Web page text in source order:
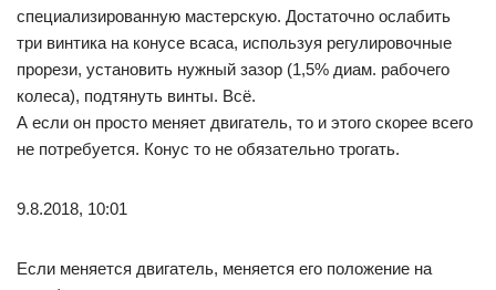
специализированную мастерскую. Достаточно ослабить
три винтика на конусе всаса, используя регулировочные
прорези, установить нужный зазор (1,5% диам. рабочего
колеса), подтянуть винты. Всё.
А если он просто меняет двигатель, то и этого скорее всего
не потребуется. Конус то не обязательно трогать.
9.8.2018, 10:01
Если меняется двигатель, меняется его положение на